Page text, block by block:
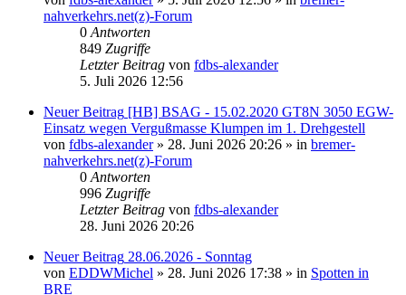
nahverkehrs.net(z)-Forum
0 Antworten
849 Zugriffe
Letzter Beitrag von fdbs-alexander
5. Juli 2026 12:56
Neuer Beitrag [HB] BSAG - 15.02.2020 GT8N 3050 EGW-
Einsatz wegen Vergußmasse Klumpen im 1. Drehgestell
von fdbs-alexander» 28. Juni 2026 20:26 » in bremer-
nahverkehrs.net(z)-Forum
0 Antworten
996 Zugriffe
Letzter Beitrag von fdbs-alexander
28. Juni 2026 20:26
Neuer Beitrag 28.06.2026 - Sonntag
von EDDWMichel » 28. Juni 2026 17:38 » in Spotten in
BRE